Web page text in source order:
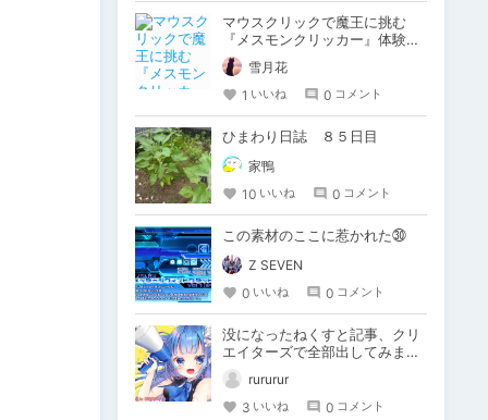
マウスクリックで魔王に挑む
『メスモンクリッカー』体験版
プレイしてみた
雪月花
1 いいね 0 コメント
ひまわり日誌 ８５日目
家鴨
10 いいね 0 コメント
この素材のここに惹かれた㉚
Z SEVEN
0 いいね 0 コメント
没になったねくすと記事、クリ
エイターズで全部出してみま
す。
rururur
3 いいね 0 コメント